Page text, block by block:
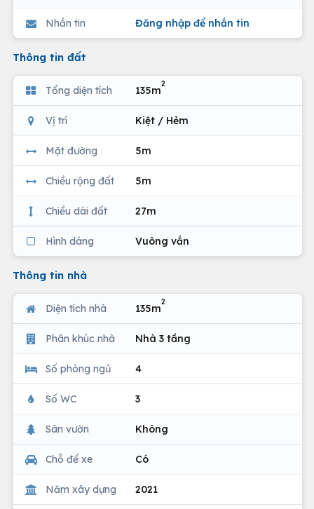
Nhắn tin Đăng nhập để nhắn tin
Thông tin đất
Tổng diện tích 135m
2
Vị trí Kiệt / Hẻm
Mặt đường 5m
Chiều rộng đất 5m
Chiều dài đất 27m
Hình dáng Vuông vắn
Thông tin nhà
Diện tích nhà 135m
2
Phân khúc nhà Nhà 3 tầng
Số phòng ngủ 4
Số WC 3
Sân vườn Không
Chỗ để xe Có
Năm xây dựng 2021